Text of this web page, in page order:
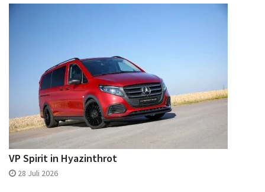
VP Spirit in Hyazinthrot
28 Juli 2026